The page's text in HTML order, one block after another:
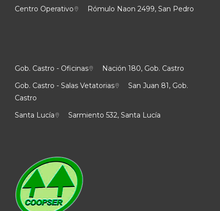
Centro Operativo
Rómulo Naon 2499, San Pedro
Gob. Castro - Oficinas
Nación 180, Gob. Castro
Gob. Castro - Salas Vetatorias
San Juan 81, Gob.
Castro
Santa Lucía
Sarmiento 532, Santa Lucía